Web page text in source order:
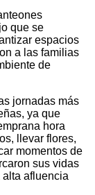
que se
espacios
a las familias
de
jornadas más
ya que
hora
llevar flores,
momentos de
sus vidas
afluencia